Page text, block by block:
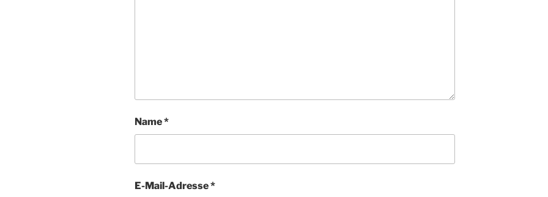
Name*
E-Mail-Adresse*